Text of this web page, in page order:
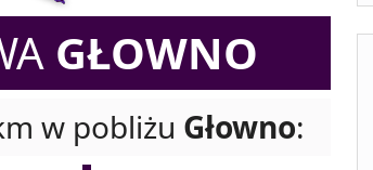
GŁOWNO
w pobliżu Głowno: